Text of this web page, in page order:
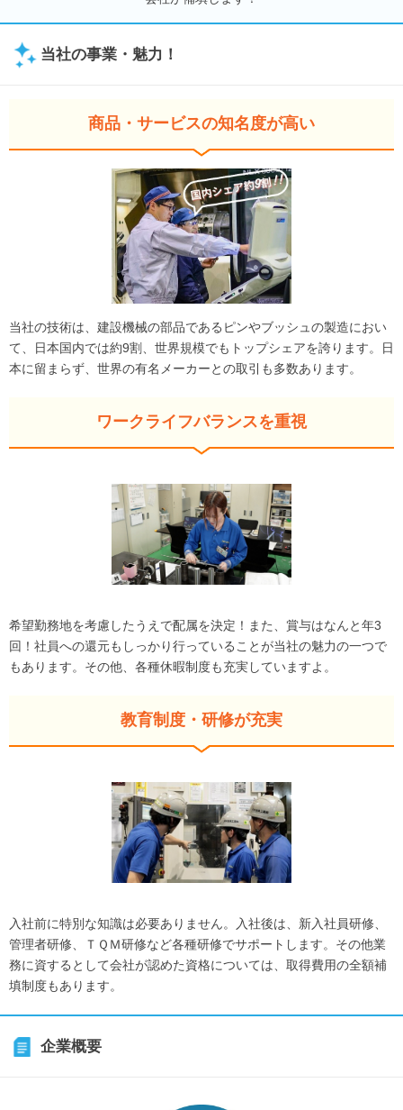
当社の事業・魅力！
商品・サービスの知名度が高い
当社の技術は、建設機械の部品であるピンやブッシュの製造におい
て、日本国内では約9割、世界規模でもトップシェアを誇ります。日
本に留まらず、世界の有名メーカーとの取引も多数あります。
ワークライフバランスを重視
希望勤務地を考慮したうえで配属を決定！また、賞与はなんと年3
回！社員への還元もしっかり行っていることが当社の魅力の一つで
もあります。その他、各種休暇制度も充実していますよ。
教育制度・研修が充実
入社前に特別な知識は必要ありません。入社後は、新入社員研修、
管理者研修、ＴＱＭ研修など各種研修でサポートします。その他業
務に資するとして会社が認めた資格については、取得費用の全額補
填制度もあります。
企業概要